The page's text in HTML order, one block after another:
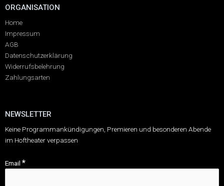
ORGANISATION
Home
Impressum
AGB
Datenschutzerklärung
Widerrufsbelehrung
Zahlungsarten
NEWSLETTER
Keine Programmankündigungen, Premieren und besonderen Abende
im Hoftheater verpassen
Email *